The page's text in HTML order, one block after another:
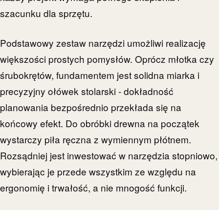
szacunku dla sprzętu.
Podstawowy zestaw narzędzi umożliwi realizację
większości prostych pomysłów. Oprócz młotka czy
śrubokrętów, fundamentem jest solidna miarka i
precyzyjny ołówek stolarski - dokładność
planowania bezpośrednio przekłada się na
końcowy efekt. Do obróbki drewna na początek
wystarczy piła ręczna z wymiennym płótnem.
Rozsądniej jest inwestować w narzędzia stopniowo,
wybierając je przede wszystkim ze względu na
ergonomię i trwałość, a nie mnogość funkcji.